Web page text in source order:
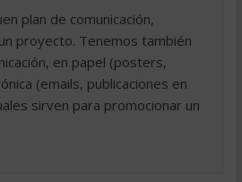
plan de comunicación,
proyecto. Tenemos también
en papel (posters,
(emails, publicaciones en
sirven para promocionar un